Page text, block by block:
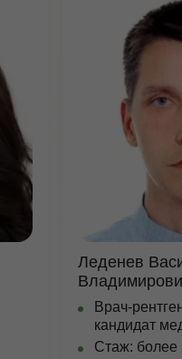
Леденев
Врач-
кандидат
Стаж: более